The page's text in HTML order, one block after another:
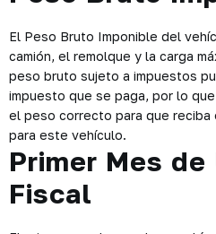
El Peso Bruto Imponible del
camión, el remolque y la carga
peso bruto sujeto a impuestos
impuesto que se paga, por lo
el peso correcto para que
para este vehículo.
Primer Mes de
Fiscal